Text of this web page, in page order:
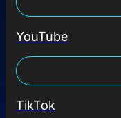
YouTube
TikTok